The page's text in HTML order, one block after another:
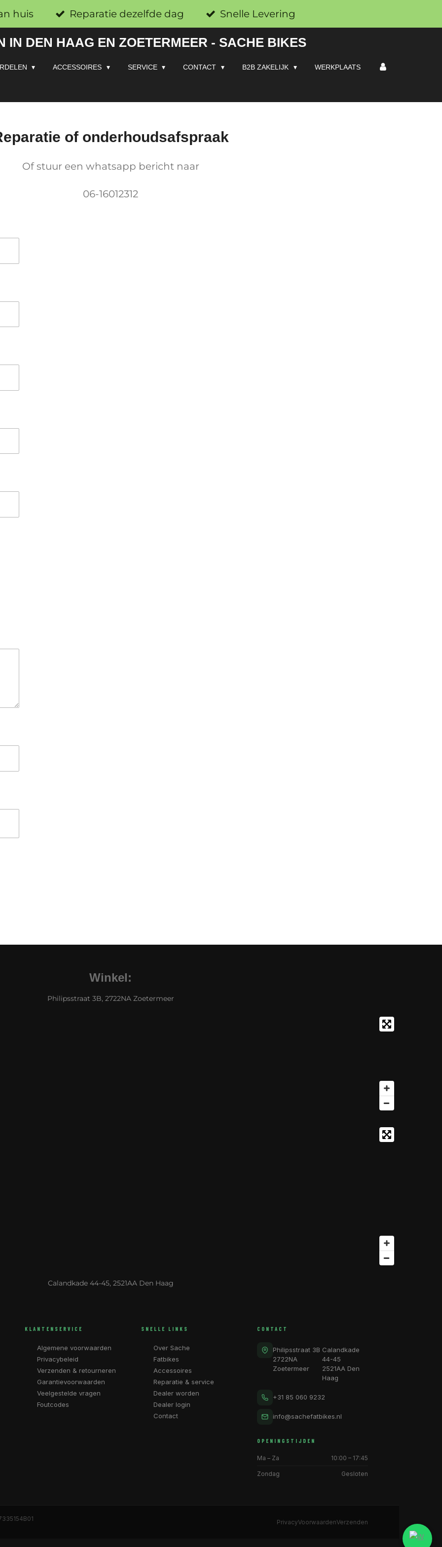
huis Reparatie dezelfde dag Snelle Levering
IN DEN HAAG EN ZOETERMEER - SACHE BIKES
ACCESSOIRES SERVICE CONTACT B2B ZAKELIJK WERKPLAATS
of onderhoudsafspraak
Of stuur een whatsapp bericht naar
06-16012312
Winkel:
Philipsstraat 3B, 2722NA Zoetermeer
Calandkade 44-45, 2521AA Den Haag
KLANTENSERVICE
Algemene voorwaarden
Privacybeleid
Verzenden & retourneren
Garantievoorwaarden
Veelgestelde vragen
Foutcodes
SNELLE LINKS
Over Sache
Fatbikes
Accessoires
Reparatie & service
Dealer worden
Dealer login
Contact
CONTACT
Philipsstraat 3B
2722NA
Zoetermeer
Calandkade
44-45
2521AA Den
Haag
+31 85 060 9232
info@sachefatbikes.nl
OPENINGSTIJDEN
Ma – Za 10:00 – 17:45
Zondag Gesloten
PrivacyVoorwaardenVerzenden